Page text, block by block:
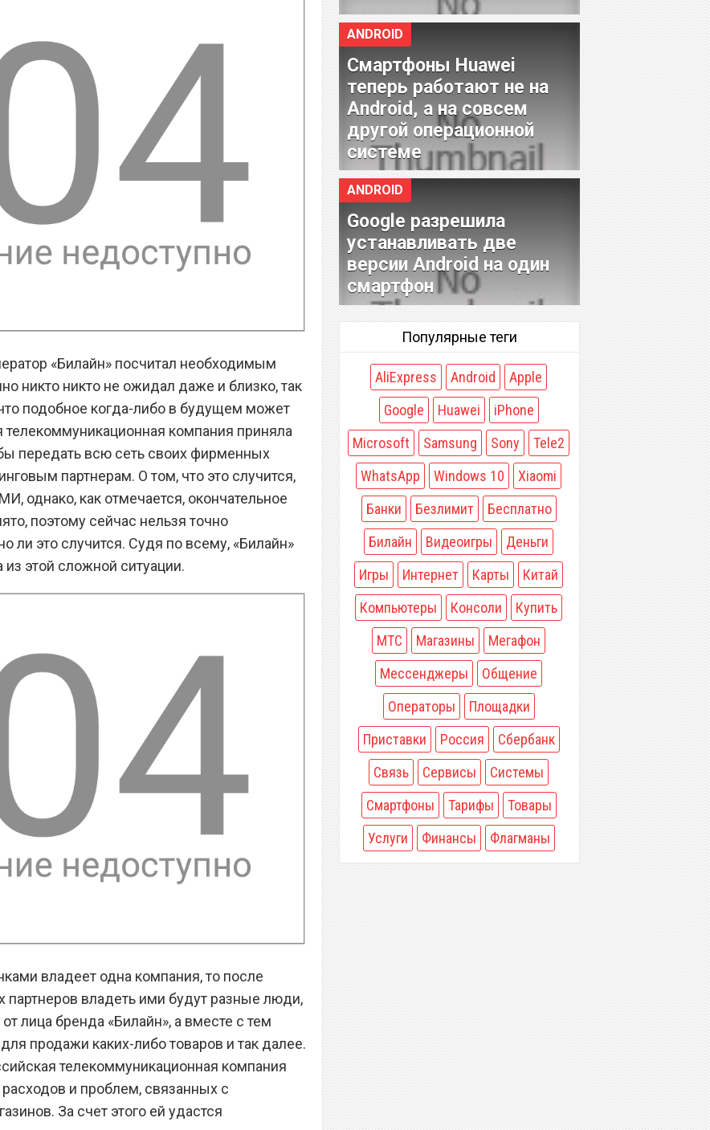
«Билайн» посчитал необходимым
никто никто не ожидал даже и близко, так
подобное когда-либо в будущем может
телекоммуникационная компания приняла
передать всю сеть своих фирменных
партнерам. О том, что это случится,
однако, как отмечается, окончательное
поэтому сейчас нельзя точно
ли это случится. Судя по всему, «Билайн»
этой сложной ситуации.
владеет одна компания, то после
партнеров владеть ими будут разные люди,
лица бренда «Билайн», а вместе с тем
продажи каких-либо товаров и так далее.
телекоммуникационная компания
и проблем, связанных с
За счет этого ей удастся
ANDROID
Смартфоны Huawei
теперь работают не на
Android, а на совсем
другой операционной
системе
ANDROID
Google разрешила
устанавливать две
версии Android на один
смартфон
Популярные теги
AliExpress Android
Apple
Google
Huawei
iPhone
Microsoft
Samsung Sony
Tele2
WhatsApp
Windows 10
Xiaomi
Банки
Безлимит
Бесплатно
Билайн
Видеоигры
Деньги
Игры
Интернет Карты
Китай
Компьютеры
Консоли
Купить
МТС
Магазины
Мегафон
Мессенджеры
Общение
Операторы
Площадки
Приставки
Россия
Сбербанк
Связь
Сервисы
Системы
Смартфоны
Тарифы
Товары
Услуги
Финансы Флагманы